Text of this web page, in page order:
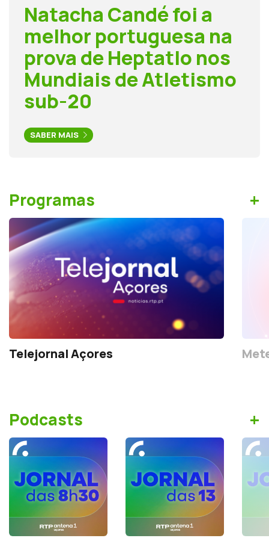
Natacha Candé foi a
melhor portuguesa na
prova de Heptatlo nos
Mundiais de Atletismo
sub-20
SABER MAIS
Programas +
Telejornal Açores
Podcasts +